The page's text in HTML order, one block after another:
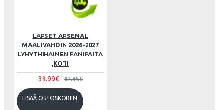
LAPSET ARSENAL
MAALIVAHDIN 2026-2027
LYHYTHIHAINEN FANIPAITA
,KOTI
39.99€ 82.35€
LISÄÄ OSTOSKORIIN